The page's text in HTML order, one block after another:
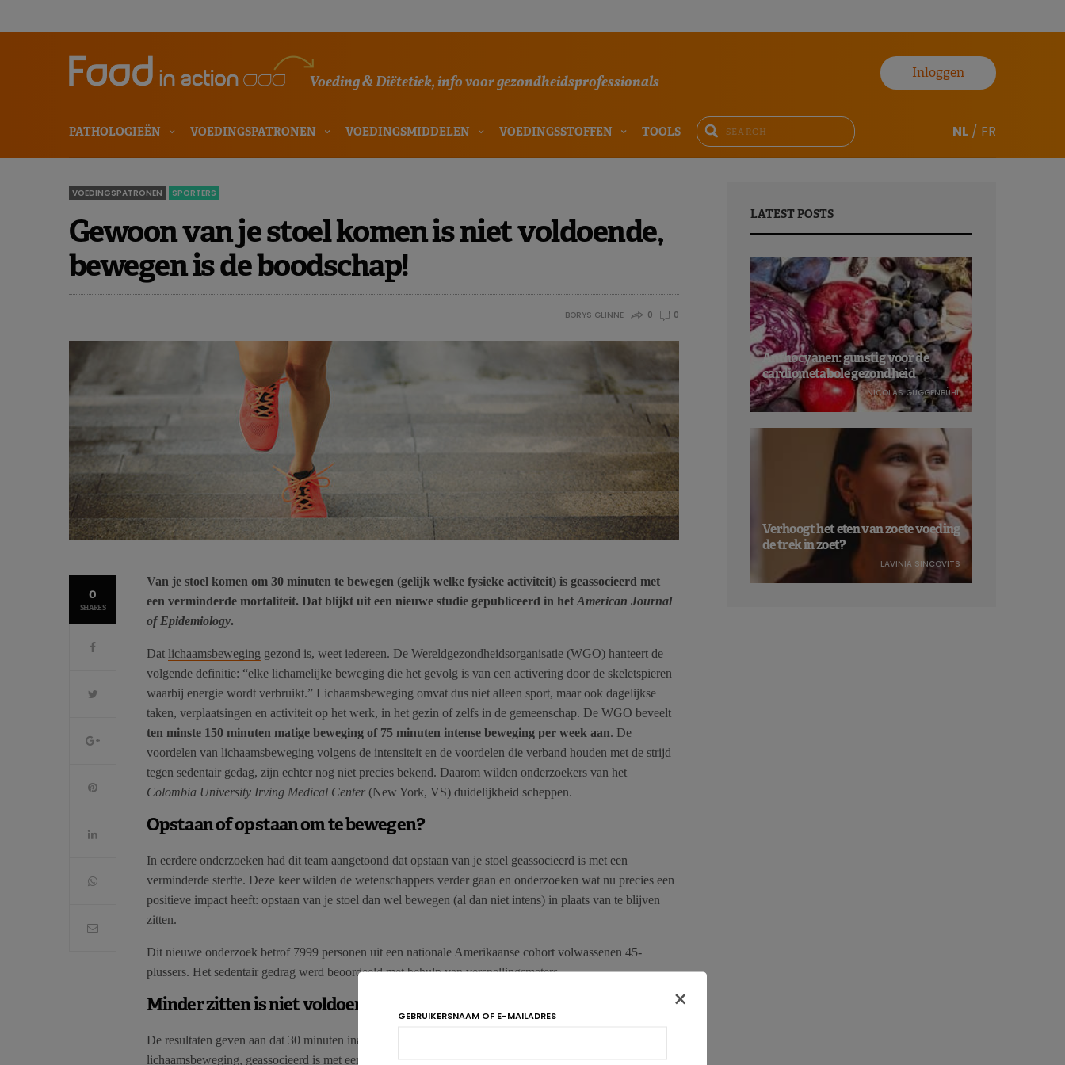
Voeding & Diëtetiek, info voor gezondheidsprofessionals
Inloggen
PATHOLOGIEËN VOEDINGSPATRONEN VOEDINGSMIDDELEN VOEDINGSSTOFFEN TOOLS NL / FR
VOEDINGSPATRONEN SPORTERS
Gewoon van je stoel komen is niet voldoende,
bewegen is de boodschap!
BORYS GLINNE 0 0
0
SHARES
Van je stoel komen om 30 minuten te bewegen (gelijk welke fysieke activiteit) is geassocieerd met
een verminderde mortaliteit. Dat blijkt uit een nieuwe studie gepubliceerd in hetAmerican Journal
of Epidemiology.
Dat lichaamsbeweging gezond is, weet iedereen. De Wereldgezondheidsorganisatie (WGO) hanteert de
volgende definitie: “elke lichamelijke beweging die het gevolg is van een activering door de skeletspieren
waarbij energie wordt verbruikt.” Lichaamsbeweging omvat dus niet alleen sport, maar ook dagelijkse
taken, verplaatsingen en activiteit op het werk, in het gezin of zelfs in de gemeenschap. De WGO beveelt
ten minste 150 minuten matige beweging of 75 minuten intense beweging per week aan. De
voordelen van lichaamsbeweging volgens de intensiteit en de voordelen die verband houden met de strijd
tegen sedentair gedag, zijn echter nog niet precies bekend. Daarom wilden onderzoekers van het
Colombia University Irving Medical Center (New York, VS) duidelijkheid scheppen.
Opstaan of opstaan om te bewegen?
In eerdere onderzoeken had dit team aangetoond dat opstaan van je stoel geassocieerd is met een
verminderde sterfte. Deze keer wilden de wetenschappers verder gaan en onderzoeken wat nu precies een
positieve impact heeft: opstaan van je stoel dan wel bewegen (al dan niet intens) in plaats van te blijven
zitten.
Dit nieuwe onderzoek betrof 7999 personen uit een nationale Amerikaanse cohort volwassenen 45-
plussers. Het sedentair gedrag werd beoordeeld met behulp van versnellingsmeters.
Minder zitten is niet voldoende
De resultaten geven aan dat 30 minuten inactiviteit vervangen door 30 minuten weinig intense
lichaamsbeweging, geassocieerd is met een
daling van de mortaliteit met 17%
. Op dezelfde manier zou
LATEST POSTS
Anthocyanen: gunstig voor de
cardiometabole gezondheid
NICOLAS GUGGENBÜHL
Verhoogt het eten van zoete voeding
de trek in zoet?
LAVINIA SINCOVITS
×
GEBRUIKERSNAAM OF E-MAILADRES